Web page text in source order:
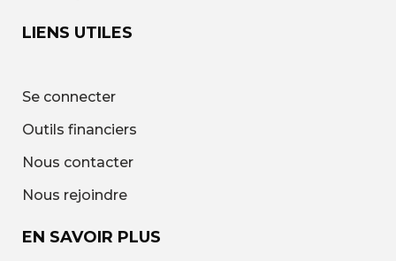
LIENS UTILES
Se connecter
Outils financiers
Nous contacter
Nous rejoindre
EN SAVOIR PLUS